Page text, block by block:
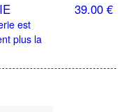
39.00€
est
plus la